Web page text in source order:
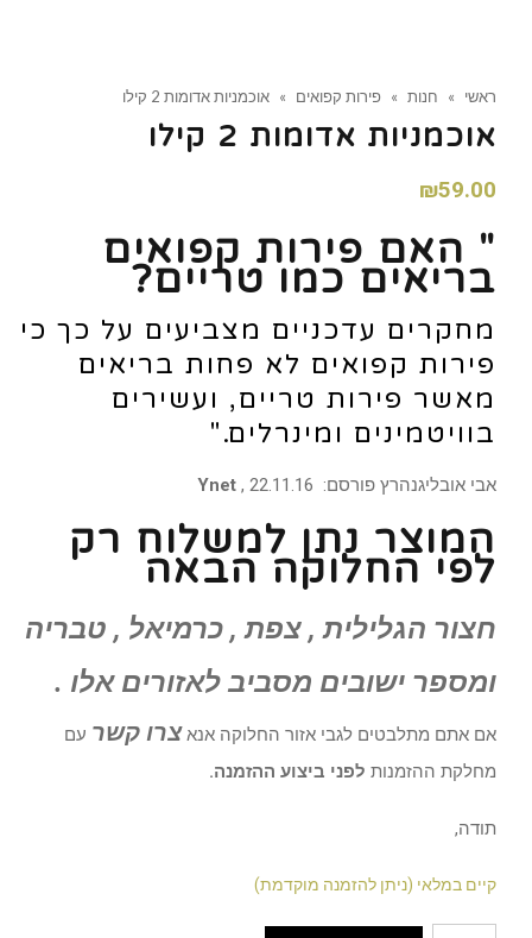
ראשי » חנות » פירות קפואים » אוכמניות אדומות 2 קילו
אוכמניות אדומות 2 קילו
₪59.00
" האם פירות קפואים
בריאים כמו טריים?
מחקרים עדכניים מצביעים על כך כי
פירות קפואים לא פחות בריאים
מאשר פירות טריים, ועשירים
בוויטמינים ומינרלים."
אבי אובליגנהרץ פורסם: 22.11.16 , Ynet
המוצר נתן למשלוח רק
לפי החלוקה הבאה
חצור הגלילית , צפת , כרמיאל , טבריה
ומספר ישובים מסביב לאזורים אלו .
אם אתם מתלבטים לגבי אזור החלוקה אנאצרו קשר עם
מחלקת ההזמנות לפני ביצוע ההזמנה.
תודה,
קיים במלאי (ניתן להזמנה מוקדמת)